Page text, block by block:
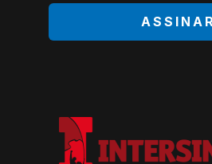
ASSINAR